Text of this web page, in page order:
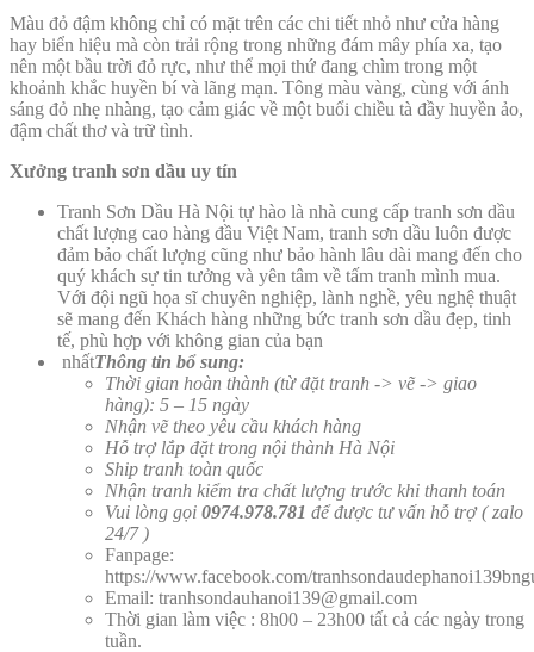
Màu đỏ đậm không chỉ có mặt trên các chi tiết nhỏ như cửa hàng
hay biển hiệu mà còn trải rộng trong những đám mây phía xa, tạo
nên một bầu trời đỏ rực, như thể mọi thứ đang chìm trong một
khoảnh khắc huyền bí và lãng mạn. Tông màu vàng, cùng với ánh
sáng đỏ nhẹ nhàng, tạo cảm giác về một buổi chiều tà đầy huyền ảo,
đậm chất thơ và trữ tình.
Xưởng tranh sơn dầu uy tín
Tranh Sơn Dầu Hà Nội tự hào là nhà cung cấp tranh sơn dầu
chất lượng cao hàng đầu Việt Nam, tranh sơn dầu luôn được
đảm bảo chất lượng cũng như bảo hành lâu dài mang đến cho
quý khách sự tin tưởng và yên tâm về tấm tranh mình mua.
Với đội ngũ họa sĩ chuyên nghiệp, lành nghề, yêu nghệ thuật
sẽ mang đến Khách hàng những bức tranh sơn dầu đẹp, tinh
tế, phù hợp với không gian của bạn
nhấtThông tin bổ sung:
Thời gian hoàn thành (từ đặt tranh -> vẽ -> giao
hàng): 5 – 15 ngày
Nhận vẽ theo yêu cầu khách hàng
Hỗ trợ lắp đặt trong nội thành Hà Nội
Ship tranh toàn quốc
Nhận tranh kiểm tra chất lượng trước khi thanh toán
Vui lòng gọi 0974.978.781 để được tư vấn hỗ trợ ( zalo
24/7 )
Fanpage:
https://www.facebook.com/
Email: tranhsondauhanoi139@gmail.com
Thời gian làm việc : 8h00 – 23h00 tất cả các ngày trong
tuần.